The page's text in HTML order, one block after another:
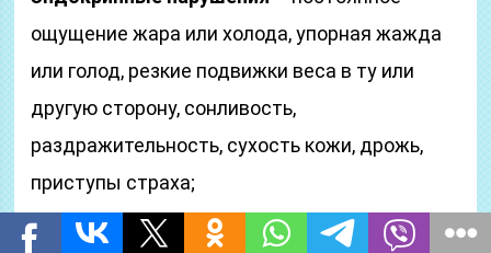
ощущение жара или холода, упорная жажда
или голод, резкие подвижки веса в ту или
другую сторону, сонливость,
раздражительность, сухость кожи, дрожь,
приступы страха;
Слабость иммунитета , частые и долго не